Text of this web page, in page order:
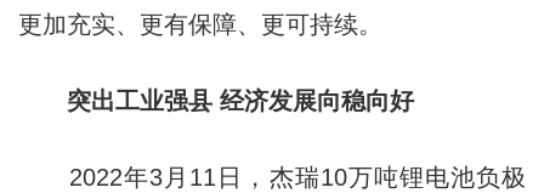
更加充实、更有保障、更可持续。
突出工业强县 经济发展向稳向好
2022年3月11日，杰瑞10万吨锂电池负极